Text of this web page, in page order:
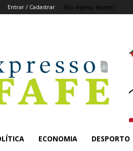
Entrar / Cadastrar No menu items!
ECONOMIA DESPORTO